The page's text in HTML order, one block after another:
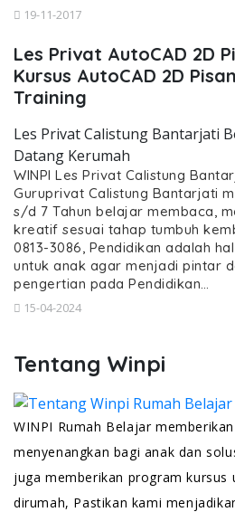
19-11-2017
Les Privat AutoCAD 2D
Kursus AutoCAD 2D
Training
Les Privat Calistung Bantarjati
Datang Kerumah
WINPI Les Privat Calistung
Guruprivat Calistung Bantarjati
s/d 7 Tahun belajar membaca,
kreatif sesuai tahap tumbuh
0813-3086, Pendidikan adalah
untuk anak agar menjadi pintar
pengertian pada Pendidikan…
15-04-2024
Tentang Winpi
WINPI Rumah Belajar
menyenangkan bagi anak dan
juga memberikan program kursus
dirumah, Pastikan kami